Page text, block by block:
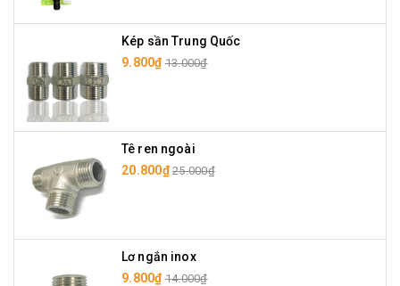
Kép sần Trung Quốc
9.800₫ 13.000₫
Tê ren ngoài
20.800₫ 25.000₫
Lơ ngắn inox
9.800₫ 14.000₫